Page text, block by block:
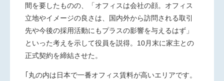
間を要したものの、「オフィスは会社の顔。オフィス
立地やイメージの良さは、国内外から訪問される取引
先や今後の採用活動にもプラスの影響を与えるはず」
といった考えを示して役員を説得。10月末に家主との
正式契約を締結させた。
｢丸の内は日本で一番オフィス賃料が高いエリアです。